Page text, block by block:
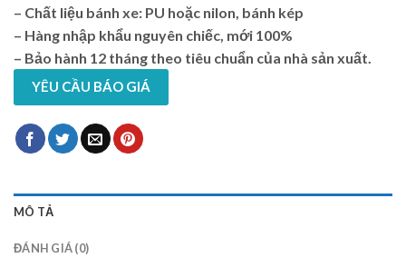
– Chất liệu bánh xe: PU hoặc nilon, bánh kép
– Hàng nhập khẩu nguyên chiếc, mới 100%
– Bảo hành 12 tháng theo tiêu chuẩn của nhà sản xuất.
YÊU CẦU BÁO GIÁ
MÔ TẢ
ĐÁNH GIÁ (0)